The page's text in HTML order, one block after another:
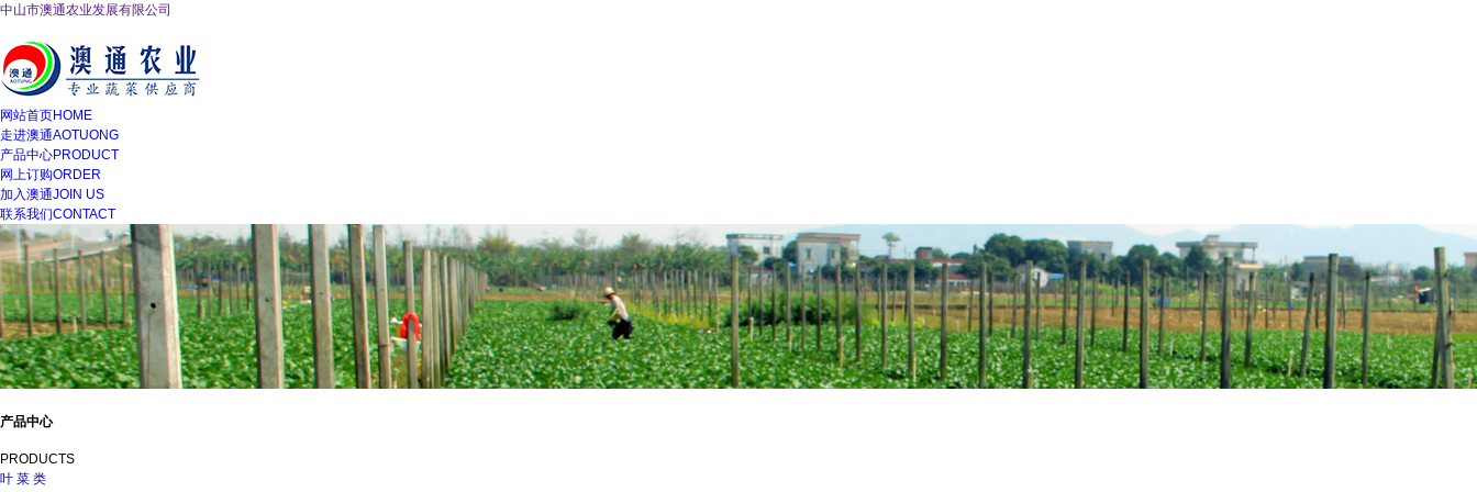
中山市澳通农业发展有限公司
网站首页HOME
走进澳通AOTUONG
产品中心PRODUCT
网上订购ORDER
加入澳通JOIN US
联系我们CONTACT
产品中心
PRODUCTS
叶 菜 类